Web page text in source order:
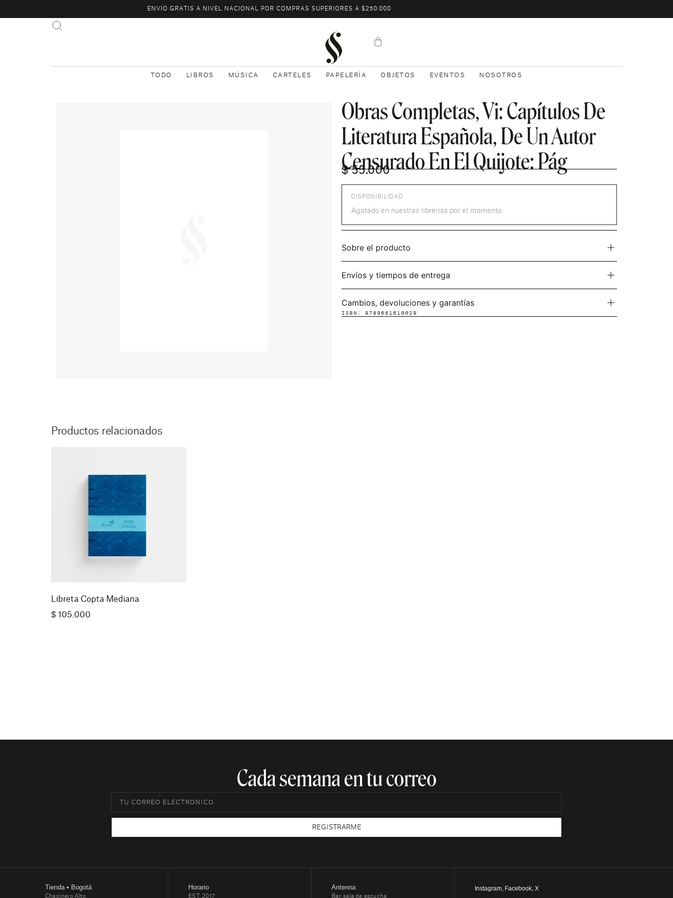
ENVÍO GRATIS A NIVEL NACIONAL POR COMPRAS SUPERIORES A $250.000
TODO LIBROS MÚSICA CARTELES PAPELERÍA OBJETOS EVENTOS NOSOTROS
Obras Completas, Vi: Capítulos De
Literatura Española, De Un Autor
Censurado En El Quijote: Pág
$55.000
DISPONIBILIDAD
Agotado en nuestras librerías por el momento.
Sobre el producto
Envíos y tiempos de entrega
Cambios, devoluciones y garantías
ISBN: 9789681610029
Productos relacionados
Libreta Copta Mediana
$ 105.000
Cada semana en tu correo​
REGISTRARME
Tienda • Bogotá
Chapinero Alto
Horario
EST. 2017
Antenna
Bar, sala de escucha
Instagram, Facebook,X